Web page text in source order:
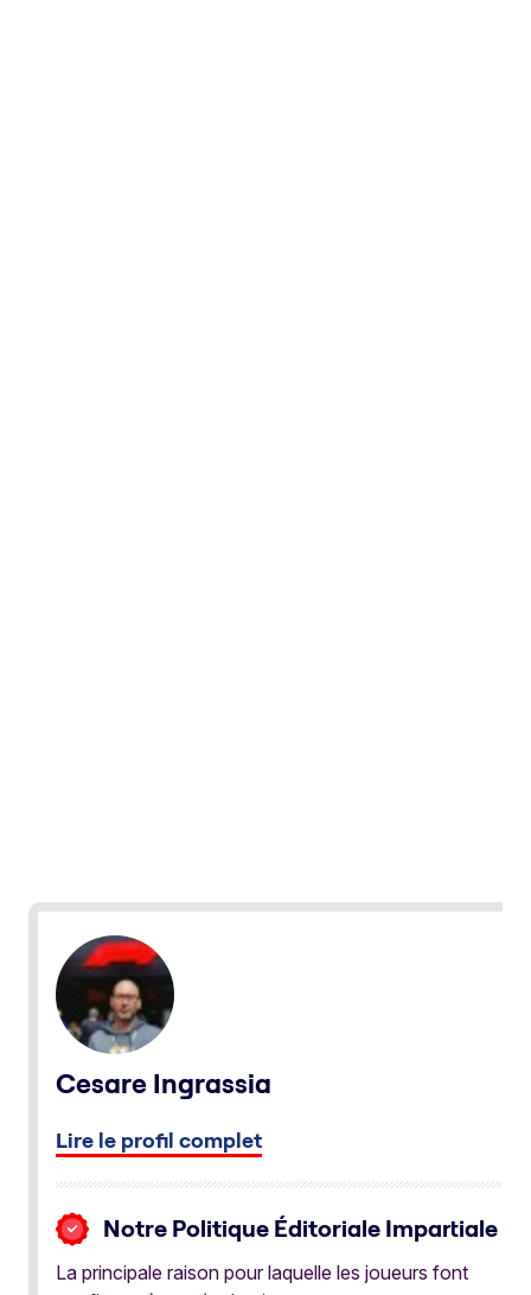
Cesare Ingrassia
Lire le profil complet
Notre Politique Éditoriale Impartiale
La principale raison pour laquelle les joueurs font